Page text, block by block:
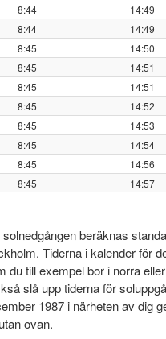
8:44
14:49
8:44
14:49
8:45
14:50
8:45
14:51
8:45
14:51
8:45
14:52
8:45
14:53
8:45
14:54
8:45
14:56
8:45 14:57
beräknas
Tiderna i kalender för
du till exempel bor i norra
slå upp tiderna för
1987 i närheten av dig
ovan.